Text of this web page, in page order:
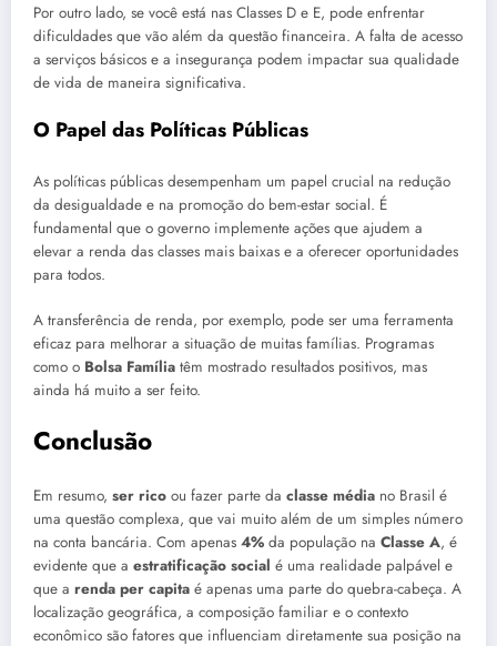
Por outro lado, se você está nas Classes D e E, pode enfrentar
dificuldades que vão além da questão financeira. A falta de acesso
a serviços básicos e a insegurança podem impactar sua qualidade
de vida de maneira significativa.
O Papel das Políticas Públicas
As políticas públicas desempenham um papel crucial na redução
da desigualdade e na promoção do bem-estar social. É
fundamental que o governo implemente ações que ajudem a
elevar a renda das classes mais baixas e a oferecer oportunidades
para todos.
A transferência de renda, por exemplo, pode ser uma ferramenta
eficaz para melhorar a situação de muitas famílias. Programas
como o Bolsa Família têm mostrado resultados positivos, mas
ainda há muito a ser feito.
Conclusão
Em resumo, ser rico ou fazer parte da classe média no Brasil é
uma questão complexa, que vai muito além de um simples número
na conta bancária. Com apenas 4% da população na Classe A, é
evidente que a estratificação social é uma realidade palpável e
que a renda per capita é apenas uma parte do quebra-cabeça. A
localização geográfica, a composição familiar e o contexto
econômico são fatores que influenciam diretamente sua posição na